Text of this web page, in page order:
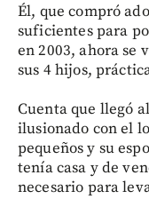
Él, que compró
suficientes para
en 2003, ahora se
sus 4 hijos,
Cuenta que llegó
ilusionado con el
pequeños y su
tenía casa y de
necesario para